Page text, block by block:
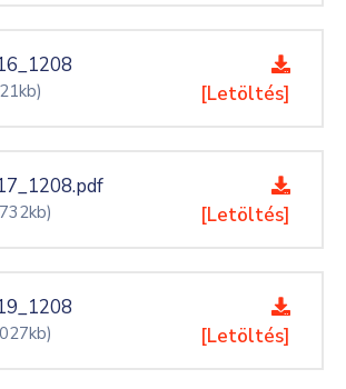
[Letöltés]
[Letöltés]
[Letöltés]